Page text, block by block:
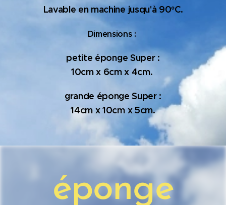
Lavable en machine jusqu'à 90°C.
Dimensions :
petite éponge Super :
10cm x 6cm x 4cm.
grande éponge Super :
14cm x 10cm x 5cm.
éponge